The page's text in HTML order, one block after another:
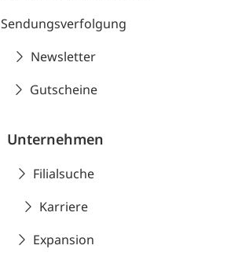
Sendungsverfolgung
Newsletter
Gutscheine
Unternehmen
Filialsuche
Karriere
Expansion